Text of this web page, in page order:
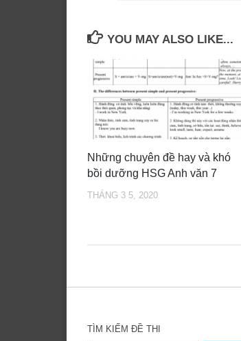
YOU MAY ALSO LIKE...
Những chuyên đề hay và khó
bồi dưỡng HSG Anh văn 7
THÁNG 3 5, 2020
TÌM KIẾM ĐỀ THI